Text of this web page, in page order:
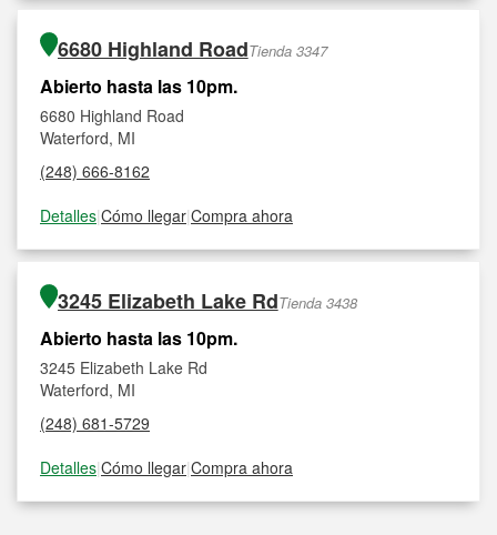
6680 Highland RoadTienda 3347
Abierto hasta las 10pm.
6680 Highland Road
Waterford, MI
(248) 666-8162
Detalles|Cómo llegar|Compra ahora
3245 Elizabeth Lake RdTienda 3438
Abierto hasta las 10pm.
3245 Elizabeth Lake Rd
Waterford, MI
(248) 681-5729
Detalles|Cómo llegar|Compra ahora